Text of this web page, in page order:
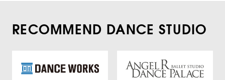
RECOMMEND DANCE STUDIO